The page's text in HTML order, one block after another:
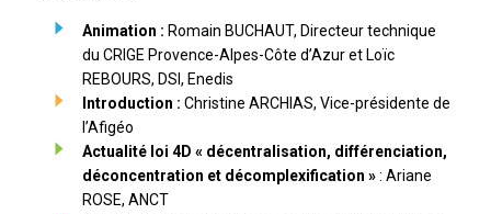
Animation : Romain BUCHAUT, Directeur technique
du CRIGE Provence-Alpes-Côte d’Azur et Loïc
REBOURS, DSI, Enedis
Introduction : Christine ARCHIAS, Vice-présidente de
l’Afigéo
Actualité loi 4D « décentralisation, différenciation,
déconcentration et décomplexification »: Ariane
ROSE, ANCT